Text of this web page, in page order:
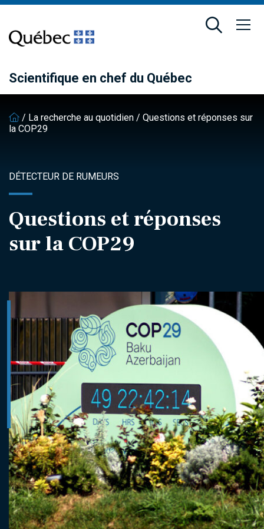
contenu
principal
pied
de
Scientifique en chef du Québec
/ La recherche au quotidien / Questions et réponses sur
la COP29
DÉTECTEUR DE RUMEURS
Questions et réponses
sur la COP29